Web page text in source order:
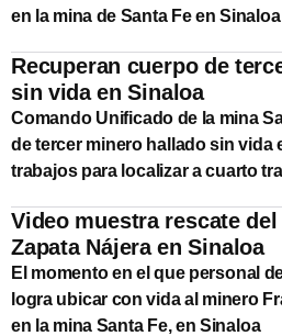
en la mina de Santa Fe en
Recuperan cuerpo de
sin vida en Sinaloa
Comando Unificado de la mina
de tercer minero hallado sin vida
trabajos para localizar a cuarto
Video muestra rescate
Zapata Nájera en Sinaloa
El momento en el que personal
logra ubicar con vida al minero
en la mina Santa Fe, en Sinaloa